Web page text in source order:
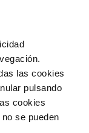
las cookies
pulsando
cookies
se pueden